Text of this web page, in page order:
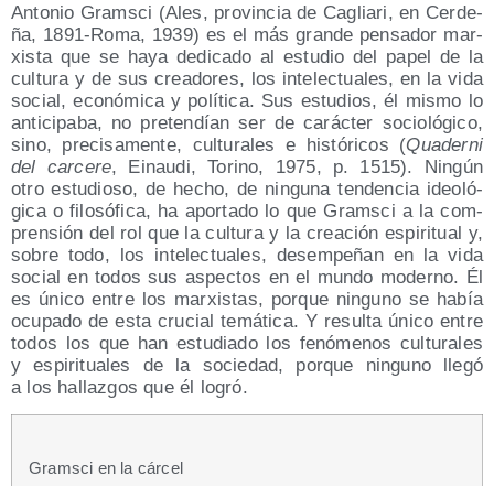
Anto­nio Grams­ci (Ales, pro­vin­cia de Caglia­ri, en Cer­de­
ña, 1891-Roma, 1939) es el más gran­de pen­sa­dor mar­
xis­ta que se haya dedi­ca­do al estu­dio del papel de la
cul­tu­ra y de sus crea­do­res, los inte­lec­tua­les, en la vida
social, eco­nó­mi­ca y polí­ti­ca. Sus estu­dios, él mis­mo lo
anti­ci­pa­ba, no pre­ten­dían ser de carác­ter socio­ló­gi­co,
sino, pre­ci­sa­men­te, cul­tu­ra­les e his­tó­ri­cos (Qua­der­ni
del car­ce­re, Einau­di, Torino, 1975, p. 1515). Nin­gún
otro estu­dio­so, de hecho, de nin­gu­na ten­den­cia ideo­ló­
gi­ca o filo­só­fi­ca, ha apor­ta­do lo que Grams­ci a la com­
pren­sión del rol que la cul­tu­ra y la crea­ción espi­ri­tual y,
sobre todo, los inte­lec­tua­les, desem­pe­ñan en la vida
social en todos sus aspec­tos en el mun­do moderno. Él
es úni­co entre los mar­xis­tas, por­que nin­guno se había
ocu­pa­do de esta cru­cial temá­ti­ca. Y resul­ta úni­co entre
todos los que han estu­dia­do los fenó­me­nos cul­tu­ra­les
y espi­ri­tua­les de la socie­dad, por­que nin­guno lle­gó
a los hallaz­gos que él logró.
Grams­ci en la cárcel